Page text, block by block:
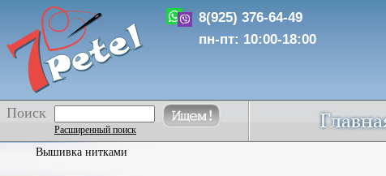
8(925) 376-64-49
пн-пт: 10:00-18:00
Поиск
Расширенный поиск
Вышивка нитками